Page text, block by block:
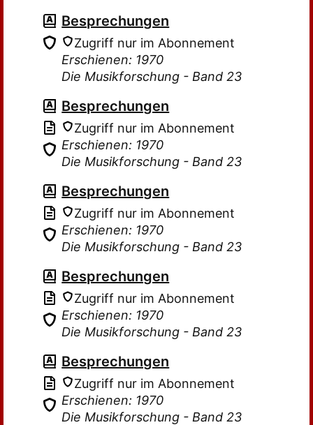
Besprechungen
Zugriff nur im Abonnement
Erschienen: 1970
Die Musikforschung - Band 23
Besprechungen
Zugriff nur im Abonnement
Erschienen: 1970
Die Musikforschung - Band 23
Besprechungen
Zugriff nur im Abonnement
Erschienen: 1970
Die Musikforschung - Band 23
Besprechungen
Zugriff nur im Abonnement
Erschienen: 1970
Die Musikforschung - Band 23
Besprechungen
Zugriff nur im Abonnement
Erschienen: 1970
Die Musikforschung - Band 23